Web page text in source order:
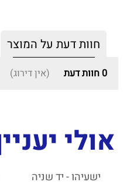
חוות דעת על המוצר
0 חוות דעת (אין דירוג)
אולי
ישעיהו - יד שניה